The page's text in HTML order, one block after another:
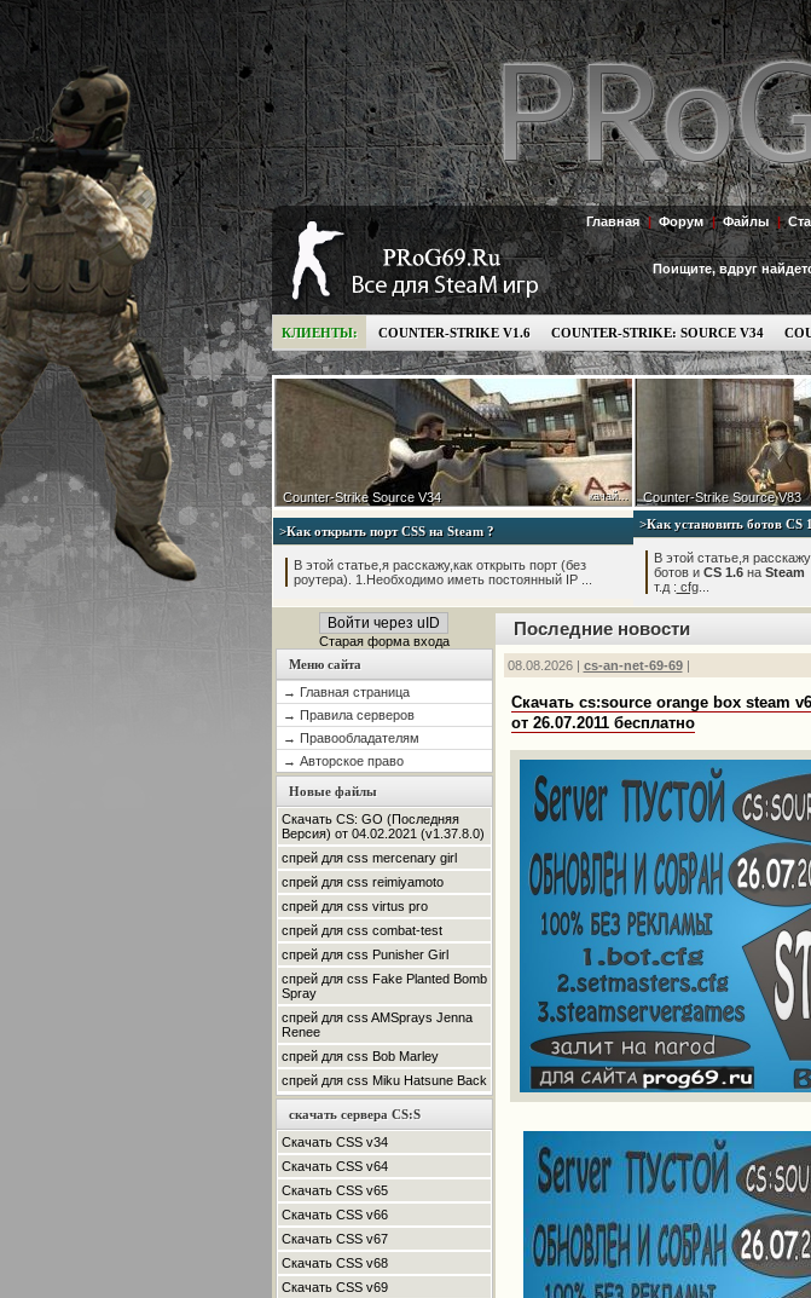
Главная | Форум | Файлы |
Поищите, вдруг
КЛИЕНТЫ: COUNTER-STRIKE V1.6 COUNTER-STRIKE: SOURCE V34
качай...
Counter-Strike Source V34 Counter-Strike Source V83
>Как открыть порт CSS на Steam ?
В этой статье,я расскажу,как открыть порт (без
роутера). 1.Необходимо иметь постоянный IP ...
>Как установить ботов СS
В этой статье,я
ботов и CS 1.6на Steam
т.д : cfg...
Войти через uID
Старая форма входа
Меню сайта
→ Главная страница
→ Правила серверов
→ Правообладателям
→ Авторское право
Новые файлы
Скачать CS: GO (Последняя
Версия) от 04.02.2021 (v1.37.8.0)
спрей для css mercenary girl
спрей для css reimiyamoto
спрей для css virtus pro
спрей для css combat-test
спрей для css Punisher Girl
спрей для css Fake Planted Bomb
Spray
спрей для css AMSprays Jenna
Renee
спрей для css Bob Marley
спрей для css Miku Hatsune Back
скачать сервера CS:S
Скачать CSS v34
Скачать CSS v64
Скачать CSS v65
Скачать CSS v66
Скачать CSS v67
Скачать CSS v68
Скачать CSS v69
Последние новости
08.08.2026 | cs-an-net-69-69|
Скачать cs:source orange box steam
от 26.07.2011 бесплатно